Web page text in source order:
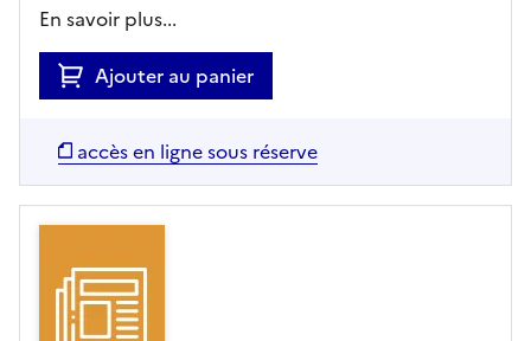
En savoir plus...
Ajouter au panier
accès en ligne sous réserve